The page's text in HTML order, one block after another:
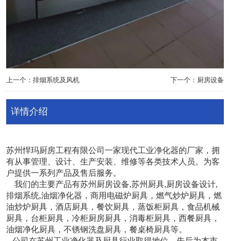
上一个：排烟系统及风机 下一个：厨房设备
详情介绍
苏州悍玛厨房工程有限公司一家现代工业净化器的厂家，拥
有从事管理、设计、生产安装、维修等各类技术人员。为客
户提供一系列产品及售后服务。
我们的主要产品有苏州厨房设备,苏州厨具,厨房设备设计,
排烟系统,油烟净化器，商用电磁炉厨具，燃气炒炉厨具，燃
油炒炉厨具，酒店厨具，餐饮厨具，蒸饭柜厨具，食品机械
厨具，台柜厨具，冷柜厨房厨具，消毒柜厨具，西餐厨具，
油烟净化厨具，不锈钢洗盘厨具，餐桌椅厨具等。